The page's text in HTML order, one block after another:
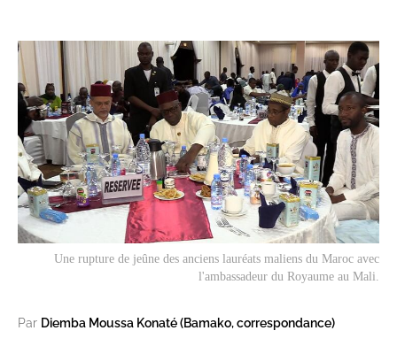
Une rupture de jeûne des anciens lauréats maliens du Maroc avec
l'ambassadeur du Royaume au Mali.
Par Diemba Moussa Konaté (Bamako, correspondance)